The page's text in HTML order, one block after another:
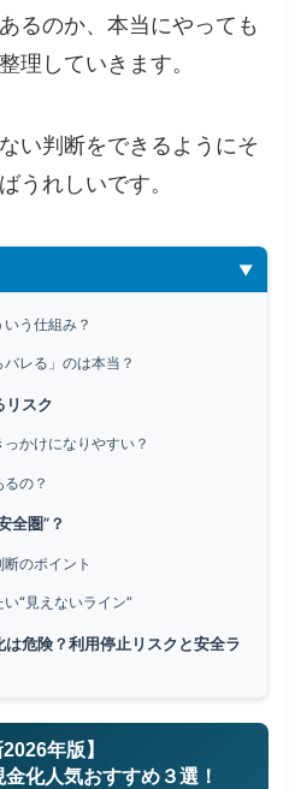
るのか、本当にやっても
理していきます。
い判断をできるようにそ
うれしいです。
う仕組み？
バレる」のは本当？
リスク
かけになりやすい？
の？
全圏”？
のポイント
“見えないライン”
危険？利用停止リスクと安全ラ
2026年版】
化人気おすすめ３選！